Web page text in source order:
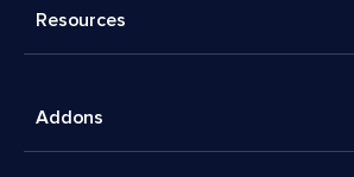
Resources
Addons